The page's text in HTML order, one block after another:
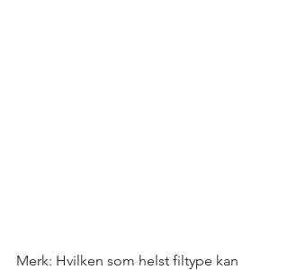
Merk: Hvilken som helst filtype kan